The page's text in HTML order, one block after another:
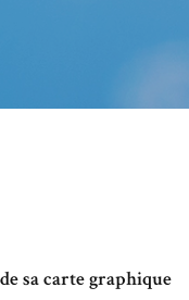
sa carte graphique